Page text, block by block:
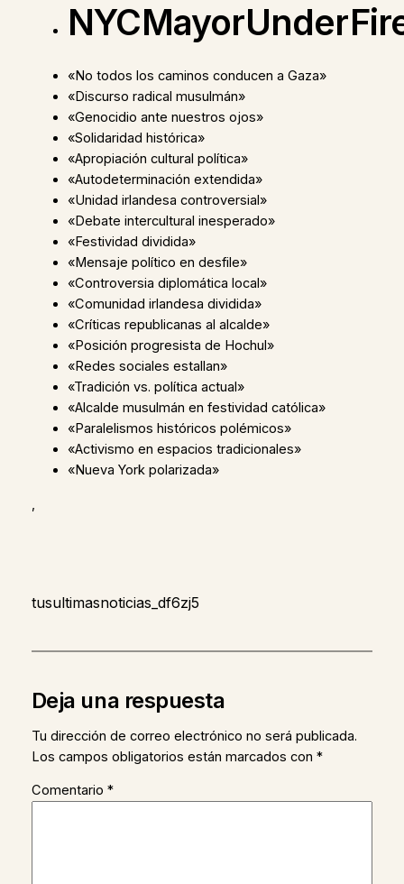
«No todos los caminos conducen a Gaza»
«Discurso radical musulmán»
«Genocidio ante nuestros ojos»
«Solidaridad histórica»
«Apropiación cultural política»
«Autodeterminación extendida»
«Unidad irlandesa controversial»
«Debate intercultural inesperado»
«Festividad dividida»
«Mensaje político en desfile»
«Controversia diplomática local»
«Comunidad irlandesa dividida»
«Críticas republicanas al alcalde»
«Posición progresista de Hochul»
«Redes sociales estallan»
«Tradición vs. política actual»
«Alcalde musulmán en festividad católica»
«Paralelismos históricos polémicos»
«Activismo en espacios tradicionales»
«Nueva York polarizada»
,
tusultimasnoticias_df6zj5
Deja una respuesta
Tu dirección de correo electrónico no será publicada.
Los campos obligatorios están marcados con *
Comentario *